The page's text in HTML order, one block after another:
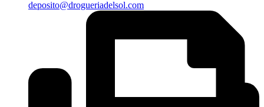
deposito@drogueriadelsol.com